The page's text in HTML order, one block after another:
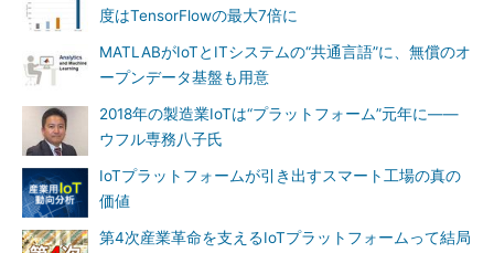
度はTensorFlowの最大7倍に
MATLABがIoTとITシステムの“共通言語”に、無償のオ
ープンデータ基盤も用意
2018年の製造業IoTは“プラットフォーム”元年に――
ウフル専務八子氏
IoTプラットフォームが引き出すスマート工場の真の
価値
第4次産業革命を支えるIoTプラットフォームって結局